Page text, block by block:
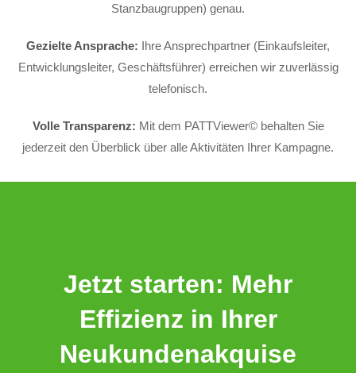
Stanzbaugruppen) genau.
Gezielte Ansprache: Ihre Ansprechpartner (Einkaufsleiter,
Entwicklungsleiter, Geschäftsführer) erreichen wir zuverlässig
telefonisch.
Volle Transparenz: Mit dem PATTViewer© behalten Sie
jederzeit den Überblick über alle Aktivitäten Ihrer Kampagne.
Jetzt starten: Mehr
Effizienz in Ihrer
Neukundenakquise